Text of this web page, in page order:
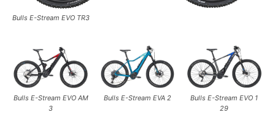
Bulls E-Stream EVO TR3
Bulls E-Stream EVO AM
3
Bulls E-Stream EVA 2
Bulls E-Stream EVO 1
29